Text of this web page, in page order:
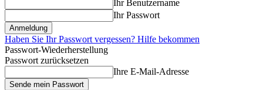
Ihr Benutzername
Ihr Passwort
Haben Sie Ihr Passwort vergessen? Hilfe bekommen
Passwort-Wiederherstellung
Passwort zurücksetzen
Ihre E-Mail-Adresse